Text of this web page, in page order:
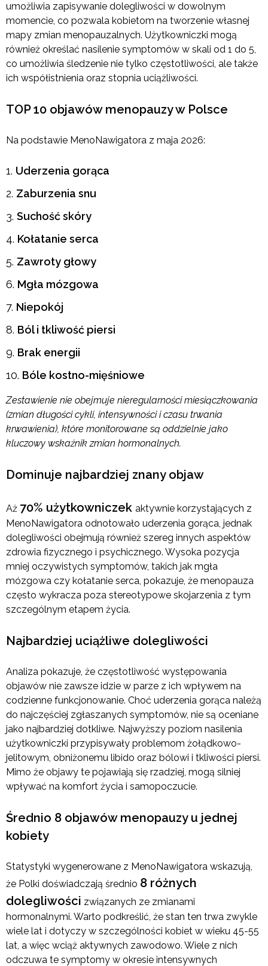
umożliwia zapisywanie dolegliwości w dowolnym
momencie, co pozwala kobietom na tworzenie własnej
mapy zmian menopauzalnych. Użytkowniczki mogą
również określać nasilenie symptomów w skali od 1 do 5,
co umożliwia śledzenie nie tylko częstotliwości, ale także
ich współistnienia oraz stopnia uciążliwości.
TOP 10 objawów menopauzy w Polsce
Na podstawie MenoNawigatora z maja 2026:
Uderzenia gorąca
Zaburzenia snu
Suchość skóry
Kołatanie serca
Zawroty głowy
Mgła mózgowa
Niepokój
Ból i tkliwość piersi
Brak energii
Bóle kostno-mięśniowe
Zestawienie nie obejmuje nieregularności miesiączkowania
(zmian długości cykli, intensywności i czasu trwania
krwawienia), które monitorowane są oddzielnie jako
kluczowy wskaźnik zmian hormonalnych.
Dominuje najbardziej znany objaw
Aż 70% użytkowniczek aktywnie korzystających z
MenoNawigatora odnotowało uderzenia gorąca, jednak
dolegliwości obejmują również szereg innych aspektów
zdrowia fizycznego i psychicznego. Wysoka pozycja
mniej oczywistych symptomów, takich jak mgła
mózgowa czy kołatanie serca, pokazuje, że menopauza
często wykracza poza stereotypowe skojarzenia z tym
szczególnym etapem życia.
Najbardziej uciążliwe dolegliwości
Analiza pokazuje, że częstotliwość występowania
objawów nie zawsze idzie w parze z ich wpływem na
codzienne funkcjonowanie. Choć uderzenia gorąca należą
do najczęściej zgłaszanych symptomów, nie są oceniane
jako najbardziej dotkliwe. Najwyższy poziom nasilenia
użytkowniczki przypisywały problemom żołądkowo-
jelitowym, obniżonemu libido oraz bólowi i tkliwości piersi.
Mimo że objawy te pojawiają się rzadziej, mogą silniej
wpływać na komfort życia i samopoczucie.
Średnio 8 objawów menopauzy u jednej
kobiety
Statystyki wygenerowane z MenoNawigatora wskazują,
że Polki doświadczają średnio 8 różnych
dolegliwości związanych ze zmianami
hormonalnymi. Warto podkreślić, że stan ten trwa zwykle
wiele lat i dotyczy w szczególności kobiet w wieku 45-55
lat, a więc wciąż aktywnych zawodowo. Wiele z nich
odczuwa te symptomy w okresie intensywnych